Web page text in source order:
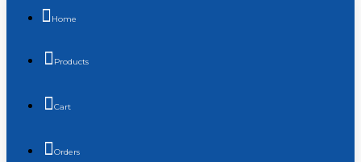
Home
Products
Cart
Orders